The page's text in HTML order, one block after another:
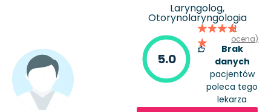
Laryngolog,
Otorynolaryngologia
5.0
(1
ocena)
Brak
danych
pacjentów
poleca tego
lekarza